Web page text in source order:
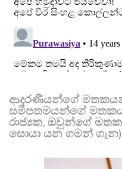
ආදරණීයන්ගේ
සමීපතමයන්ගේ
රාජ්‍යක, ඔවුන්ගේ
සොයා යන ගමන් ගැන)